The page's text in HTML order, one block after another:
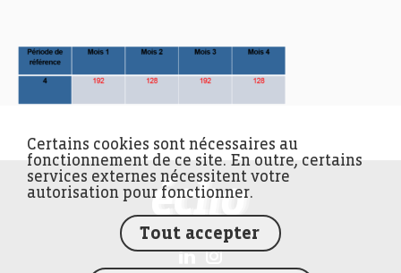
FEDIL écho
Certains cookies sont nécessaires au
fonctionnement de ce site. En outre, certains
services externes nécessitent votre
autorisation pour fonctionner.
Tout accepter